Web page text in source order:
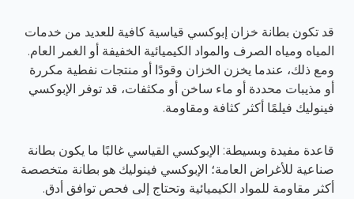
قد تكون بطانة خزان إبوكسي قياسية كافية للعديد من خدمات
المياه ومياه الصرف والمواد الكيميائية الخفيفة أو الغمر العام.
ومع ذلك، عندما يخزن الخزان وقودًا أو منتجات نفطية مكررة
أو مذيبات محددة أو ماء ساخن أو مكثفات، قد توفر الإبوكسي
فينوليك فيلمًا أكثر كثافة ومقاومة.
قاعدة مفيدة وبسيطة: الإبوكسي القياسي غالبًا ما يكون بطانة
صناعية للأغراض العامة؛ الإبوكسي فينوليك هو بطانة متخصصة
أكثر مقاومة للمواد الكيميائية وتحتاج إلى فحص توافق أدق.